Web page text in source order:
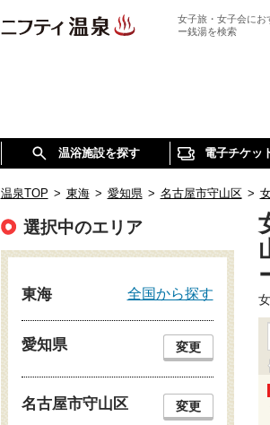
女子旅・女子会にお
ー銭湯を検索
温浴施設を探す 電子チケッ
温泉TOP > 東海 > 愛知県 > 名古屋市守山区 >
選択中のエリア
東海 全国から探す
愛知県 変更
名古屋市守山区 変更